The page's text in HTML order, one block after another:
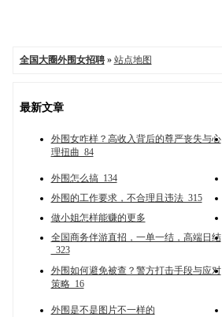
全国大圈外围女招聘» 站点地图
最新文章
外围女咋样？高收入背后的尊严丧失与心
理扭曲_84
外围怎么搞_134
外围的工作要求，不合理且违法_315
做小姐怎样能赚的更多
全国商务伴游直招，一单一结，高端日结
_323
外围如何避免被查？警方打击手段与应对
策略_16
外围是不是图片不一样的